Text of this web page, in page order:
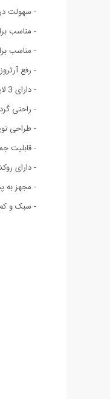
- سهولت
- مناسب
- مناسب
- رفع
- دارای 3 لایه با قابلیت باد شـدن
- راحتی
- طراحی
- قابلیت
- دارای
- مجهز به
- سبک و